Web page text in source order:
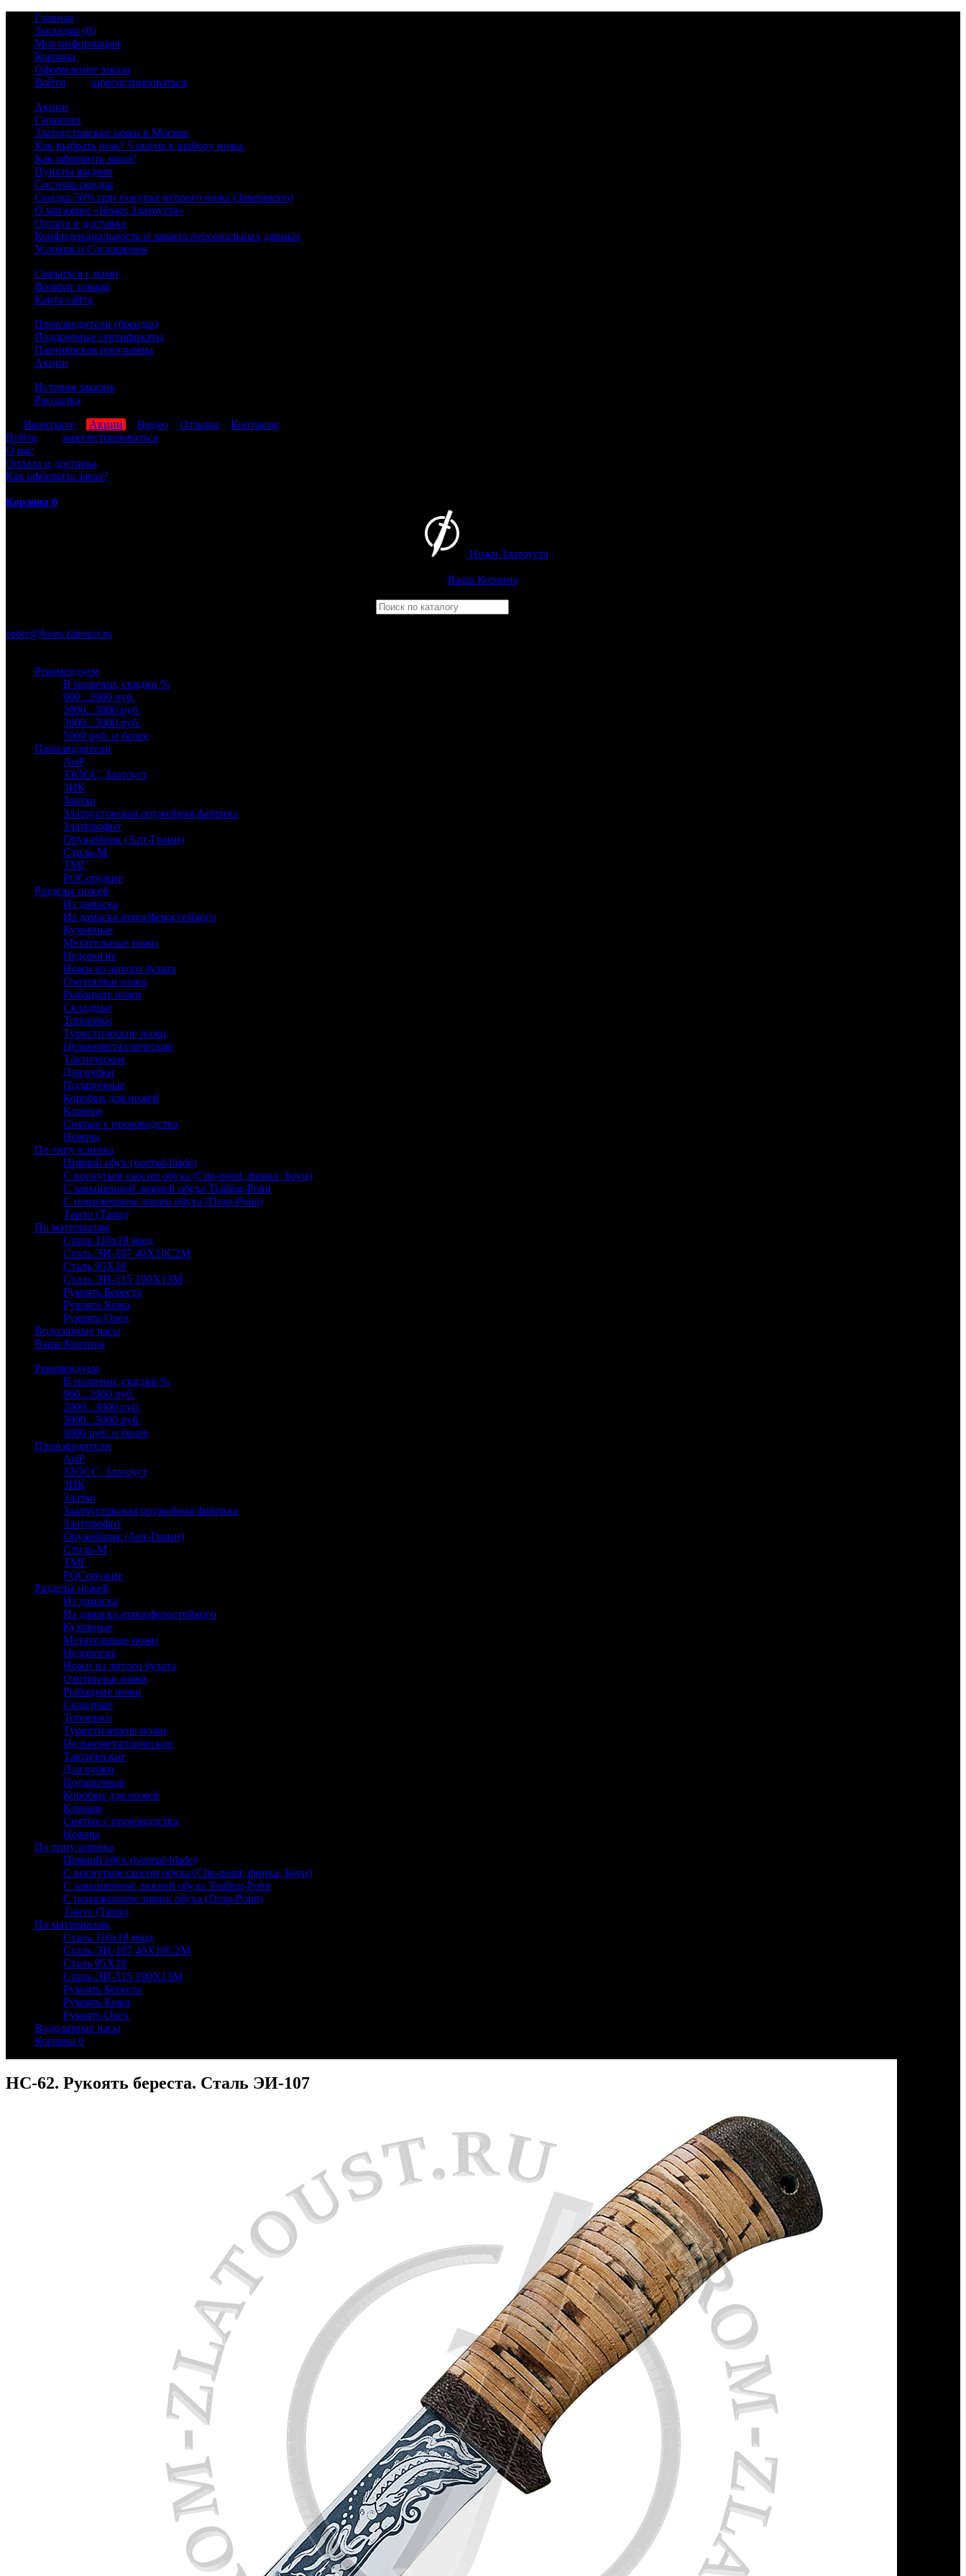
Главная
Закладки (0)
Моя информация
Корзина
Оформление заказа
Войти
зарегистрироваться
Акции
Гарантии
Златоустовские ножи в Москве
Как выбрать нож? 5 шагов к выбору ножа.
Как оформить заказ?
Пункты выдачи
Система скидок
Скидка 50% при покупке второго ножа (Завершено)
О магазине «Ножи Златоуста»
Оплата и доставка
Конфиденциальность и защита персональных данных
Условия и Соглашения
Связаться с нами
Возврат товара
Карта сайта
Производители (бренды)
Подарочные сертификаты
Партнёрская программа
Акции
История заказов
Рассылка
Вконтакте Акции Видео Отзывы
Контакты
Войти
зарегистрироваться
О нас
Оплата и доставка
Как оформить заказ?
Корзина 0
Ножи Златоуста
Ваша Корзина
order@from-zlatoust.ru
Рекомендуем
В наличии, скидки %
900...2000 руб.
2000...3000 руб.
3000...5000 руб.
5000 руб. и более
Производители
АиР
ЗЗОСС, Златоуст
ЗИК
Златко
Златоустовская оружейная фабрика
Златпрофит
Оружейник (Арт-Грани)
Стиль-М
ТМГ
РОСоружие
Разделы ножей
Из дамаска
Из дамаска атмосферостойкого
Кухонные
Метательные ножи
Недорогие
Ножи из литого булата
Охотничьи ножи
Рыбацкие ножи
Складные
Топорики
Туристические ножи
Цельнометаллические
Тактические
Для рубки
Подарочные
Коробки для ножей
Клинки
Снятые с производства
Ножны
По типу клинка
Прямой обух (normal-blade)
С вогнутым скосом обуха (Clip-point, финка, Боуи)
С завышенной линией обуха Trailing-Point
С понижением линии обуха (Drop-Point)
Танто (Tanto)
По материалам
Сталь 110х18 мшд
Сталь ЭИ-107 40Х10С2М
Сталь 95Х18
Сталь ЭИ-515 100Х13М
Рукоять Береста
Рукоять Кожа
Рукоять Орех
Водолазные часы
Ваша Корзина
Рекомендуем
В наличии, скидки %
900...2000 руб.
2000...3000 руб.
3000...5000 руб.
5000 руб. и более
Производители
АиР
ЗЗОСС, Златоуст
ЗИК
Златко
Златоустовская оружейная фабрика
Златпрофит
Оружейник (Арт-Грани)
Стиль-М
ТМГ
РОСоружие
Разделы ножей
Из дамаска
Из дамаска атмосферостойкого
Кухонные
Метательные ножи
Недорогие
Ножи из литого булата
Охотничьи ножи
Рыбацкие ножи
Складные
Топорики
Туристические ножи
Цельнометаллические
Тактические
Для рубки
Подарочные
Коробки для ножей
Клинки
Снятые с производства
Ножны
По типу клинка
Прямой обух (normal-blade)
С вогнутым скосом обуха (Clip-point, финка, Боуи)
С завышенной линией обуха Trailing-Point
С понижением линии обуха (Drop-Point)
Танто (Tanto)
По материалам
Сталь 110х18 мшд
Сталь ЭИ-107 40Х10С2М
Сталь 95Х18
Сталь ЭИ-515 100Х13М
Рукоять Береста
Рукоять Кожа
Рукоять Орех
Водолазные часы
Корзина 0
НС-62. Рукоять береста. Сталь ЭИ-107